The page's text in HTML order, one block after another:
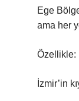
Ege
ama her
Özellikle:
İzmir’in